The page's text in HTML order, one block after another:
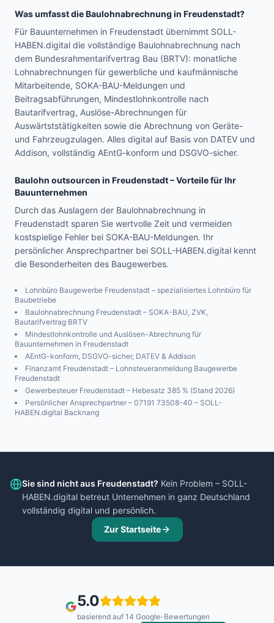
Was umfasst die Baulohnabrechnung in Freudenstadt?
Für Bauunternehmen in Freudenstadt übernimmt SOLL-
HABEN.digital die vollständige Baulohnabrechnung nach
dem Bundesrahmentarifvertrag Bau (BRTV): monatliche
Lohnabrechnungen für gewerbliche und kaufmännische
Mitarbeitende, SOKA-BAU-Meldungen und
Beitragsabführungen, Mindestlohnkontrolle nach
Bautarifvertrag, Auslöse-Abrechnungen für
Auswärtststätigkeiten sowie die Abrechnung von Geräte-
und Fahrzeugzulagen. Alles digital auf Basis von DATEV und
Addison, vollständig AEntG-konform und DSGVO-sicher.
Baulohn outsourcen in Freudenstadt– Vorteile für Ihr
Bauunternehmen
Durch das Auslagern der Baulohnabrechnung in
Freudenstadt sparen Sie wertvolle Zeit und vermeiden
kostspielige Fehler bei SOKA-BAU-Meldungen. Ihr
persönlicher Ansprechpartner bei SOLL-HABEN.digital kennt
die Besonderheiten des Baugewerbes.
Lohnbüro Baugewerbe Freudenstadt – spezialisiertes Lohnbüro für
Baubetriebe
Baulohnabrechnung Freudenstadt – SOKA-BAU, ZVK,
Bautarifvertrag BRTV
Mindestlohnkontrolle und Auslösen-Abrechnung für
Bauunternehmen in Freudenstadt
AEntG-konform, DSGVO-sicher, DATEV & Addison
Finanzamt Freudenstadt – Lohnsteueranmeldung Baugewerbe
Freudenstadt
Gewerbesteuer Freudenstadt – Hebesatz 385 % (Stand 2026)
Persönlicher Ansprechpartner – 07191 73508-40 – SOLL-
HABEN.digital Backnang
Sie sind nicht aus Freudenstadt? Kein Problem – SOLL-
HABEN.digital betreut Unternehmen in ganz Deutschland
vollständig digital und persönlich.
Zur Startseite
5.0
basierend auf 14 Google-Bewertungen